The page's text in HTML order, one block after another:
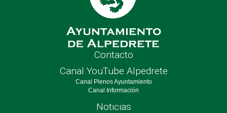
Contacto
Canal YouTube Alpedrete
Canal Plenos Ayuntamiento
Canal Información
Noticias